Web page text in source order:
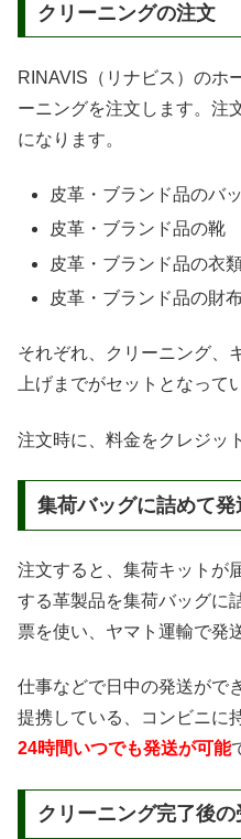
クリーニングの注文
RINAVIS（リナビス）のホ
ーニングを注文します。注
になります。
皮革・ブランド品のバ
皮革・ブランド品の靴
皮革・ブランド品の衣
皮革・ブランド品の財
それぞれ、クリーニング、
上げまでがセットとなって
注文時に、料金をクレジッ
集荷バッグに詰めて発
注文すると、集荷キットが
する革製品を集荷バッグに
票を使い、ヤマト運輸で発
仕事などで日中の発送がで
提携している、コンビニに
24時間いつでも発送が可能
クリーニング完了後の